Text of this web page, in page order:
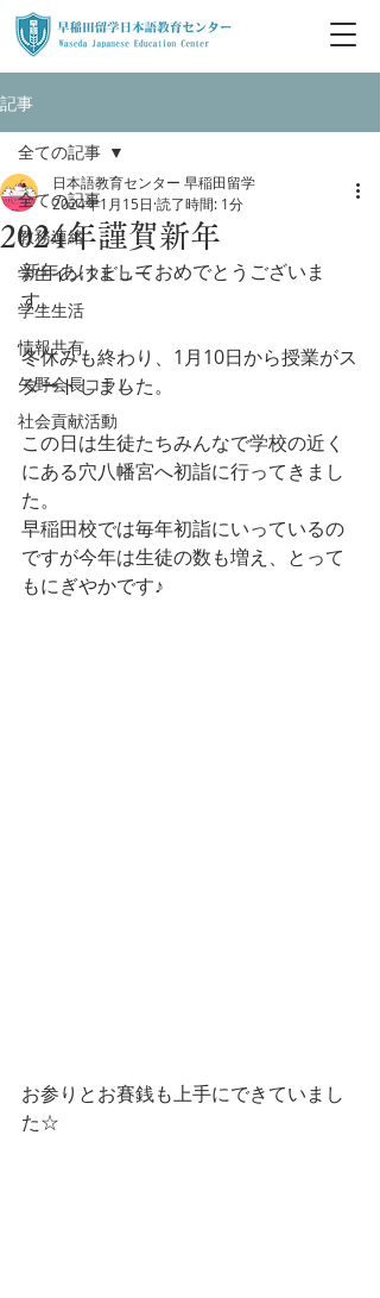
記事
全ての記事
教務連絡
学生インタビュー
学生生活
情報共有
矢野会長コラム
社会貢献活動
全ての記事
2024年謹賀新年
日本語教育センター 早稲田留学
2024年1月15日 読了時間: 1分
新年あけましておめでとうございま
す。
冬休みも終わり、1月10日から授業がス
タートしました。
この日は生徒たちみんなで学校の近く
にある穴八幡宮へ初詣に行ってきまし
た。
早稲田校では毎年初詣にいっているの
ですが今年は生徒の数も増え、とって
もにぎやかです♪
お参りとお賽銭も上手にできていまし
た☆